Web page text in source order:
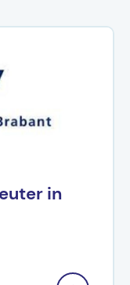
in